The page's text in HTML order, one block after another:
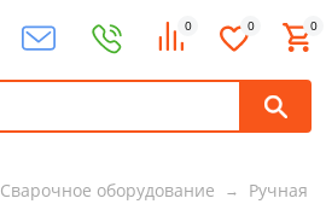
0 0 0
Сварочное оборудование Ручная